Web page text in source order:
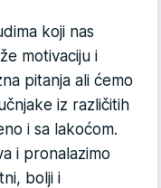
koji nas
motivaciju i
pitanja ali ćemo
iz različitih
i sa lakoćom.
i pronalazimo
bolji i